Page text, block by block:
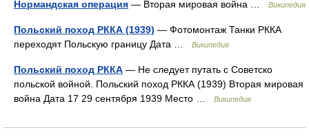
Нормандская операция — Вторая мировая война … Википедия
Польский поход РККА (1939) — Фотомонтаж Танки РККА
переходят Польскую границу Дата …
Википедия
Польский поход РККА — Не следует путать с Советско
польской войной. Польский поход РККА (1939) Вторая мировая
война Дата 17 29 сентября 1939 Место …
Википедия